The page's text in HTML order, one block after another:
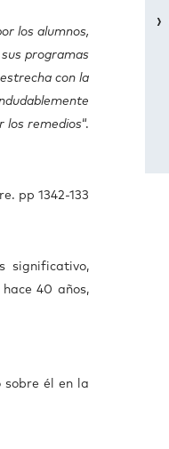
los alumnos,
programas
con la
los remedios“.
pp 1342-133
significativo,
40 años,
sobre él en la